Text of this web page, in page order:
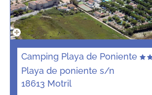
Camping Playa de Poniente
Playa de poniente s/n
18613 Motril